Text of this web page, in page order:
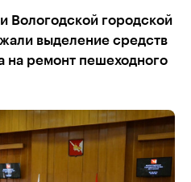
Вологодской городской
выделение средств
на ремонт пешеходного